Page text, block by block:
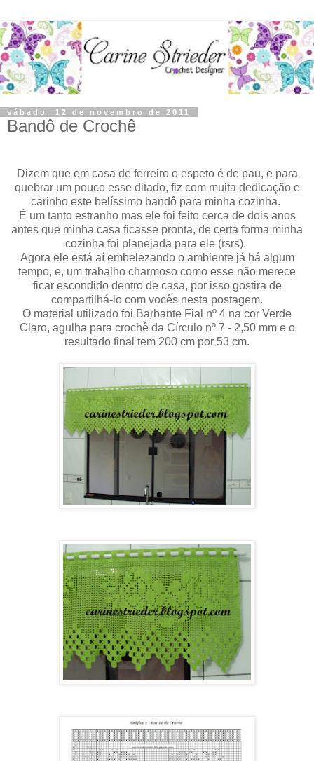
sábado, 12 de novembro de 2011
Bandô de Crochê
Dizem que em casa de ferreiro o espeto é de pau, e para
quebrar um pouco esse ditado, fiz com muita dedicação e
carinho este belíssimo bandô para minha cozinha.
É um tanto estranho mas ele foi feito cerca de dois anos
antes que minha casa ficasse pronta, de certa forma minha
cozinha foi planejada para ele (rsrs).
Agora ele está aí embelezando o ambiente já há algum
tempo, e, um trabalho charmoso como esse não merece
ficar escondido dentro de casa, por isso gostira de
compartilhá-lo com vocês nesta postagem.
O material utilizado foi Barbante Fial nº 4 na cor Verde
Claro, agulha para crochê da Círculo nº 7 - 2,50 mm e o
resultado final tem 200 cm por 53 cm.